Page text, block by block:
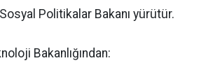
Politikalar Bakanı yürütür.
Bakanlığından: